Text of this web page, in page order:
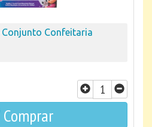
Conjunto Confeitaria
Comprar